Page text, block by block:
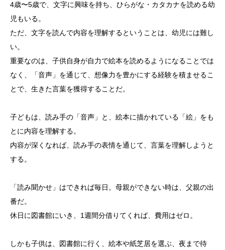
4歳〜5歳で、文字に興味を持ち、ひらがな・カタカナを読める幼
児もいる。
ただ、文字を読んで内容を理解するということは、幼児には難し
い。
重要なのは、子供自身が自力で絵本を読めるようになることでは
なく、「音声」を通じて、想像力を豊かにする経験を積ませるこ
とで、生きた言葉を獲得することだ。
子どもは、読み手の「音声」と、絵本に描かれている「絵」をも
とに内容を理解する。
内容が深くなれば、読み手の表情を通じて、言葉を理解しようと
する。
「読み聞かせ」はできれば毎日。母親ができない時は、父親の出
番だ。
休日に図書館にいき、1週間分借りてくれば、費用はゼロ。
しかも子供は、図書館に行く、絵本や紙芝居を選ぶ、夜まで待